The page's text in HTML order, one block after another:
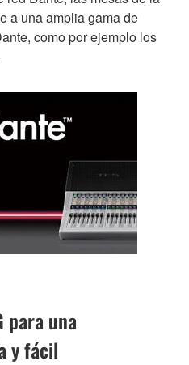
a una amplia gama de
como por ejemplo los
para una
y fácil